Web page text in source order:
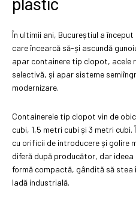
plastic
În ultimii ani, Bucureștiul a
care încearcă să-și ascundă
apar containere tip clopot, acele
selectivă, și apar sisteme
modernizare.
Containerele tip clopot vin de
cubi, 1,5 metri cubi și 3 metri
cu orificii de introducere și golire
diferă după producător, dar ideea
formă compactă, gândită să stea
ladă industrială.